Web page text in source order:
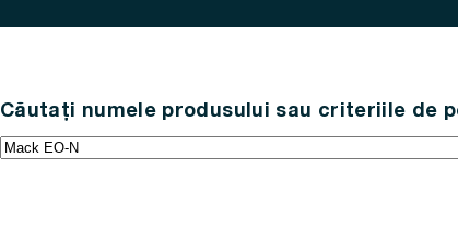
Căutați numele produsului sau criteriile de